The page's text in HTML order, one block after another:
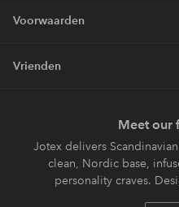
Voorwaarden
Vrienden
Meet our
Jotex delivers
clean, Nordic base,
personality craves.